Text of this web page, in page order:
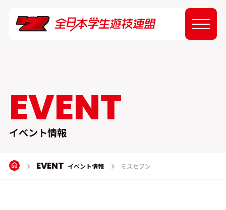
ABOUT
EVENT
REPORT
EVENT
イベント情報
EVENT イベント情報 ミスセブン